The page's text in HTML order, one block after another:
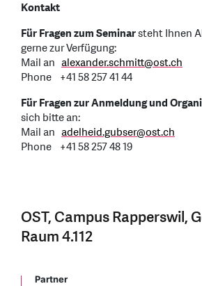
Kontakt
Für Fragen zum Seminarsteht Ihnen
gerne zur Verfügung:
Mail an alexander.schmitt@ost.ch
Phone +41 58 257 41 44
Für Fragen zur Anmeldung und
sich bitte an:
Mail an adelheid.gubser@ost.ch
Phone +41 58 257 48 19
OST, Campus Rapperswil,
Raum 4.112
Partner